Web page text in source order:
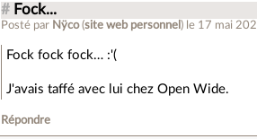
# Fock...
Posté par Nÿco(site web personnel ) le 17 mai
Fock fock fock… :'(
J'avais taffé avec lui chez Open Wide.
Répondre